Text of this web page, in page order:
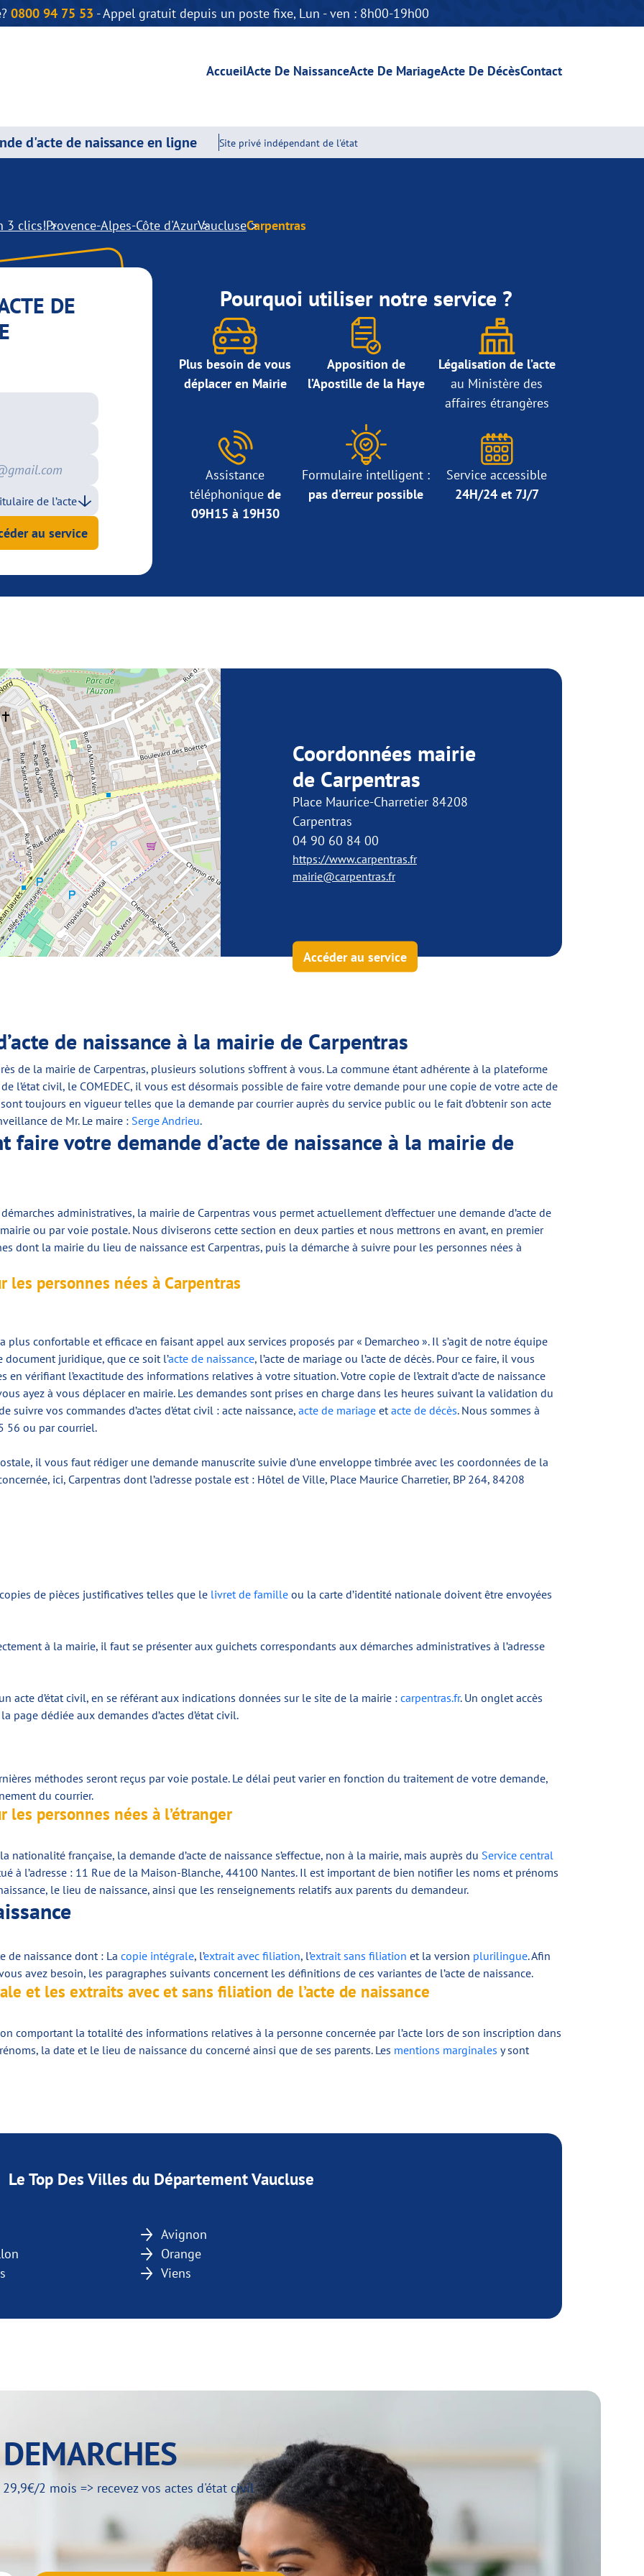
0800 94 75 53 - Appel gratuit depuis un poste fixe, Lun - ven : 8h00-19h00
AccueilActe De NaissanceActe De MariageActe De DécèsContact
d'acte de naissance en ligne Site privé indépendant de l'état
3 clics!Provence-Alpes-Côte d'AzurVaucluseCarpentras
DE
au service
Pourquoi utiliser notre service ?
Plus besoin de vous
déplacer en Mairie
Apposition de
l’Apostille de la Haye
Légalisation de l’acte
au Ministère des
affaires étrangères
Assistance
téléphonique de
09H15 à 19H30
Formulaire intelligent :
pas d’erreur possible
Service accessible
24H/24 et 7J/7
Coordonnées mairie
de Carpentras
Place Maurice-Charretier 84208
Carpentras
04 90 60 84 00
https://www.carpentras.fr
mairie@carpentras.fr
Accéder au service
de naissance à la mairie de Carpentras
de la mairie de Carpentras, plusieurs solutions s’offrent à vous. La commune étant adhérente à la plateforme
l’état civil, le COMEDEC, il vous est désormais possible de faire votre demande pour une copie de votre acte de
toujours en vigueur telles que la demande par courrier auprès du service public ou le fait d’obtenir son acte
de Mr. Le maire : Serge Andrieu.
faire votre demande d’acte de naissance à la mairie de
administratives, la mairie de Carpentras vous permet actuellement d’effectuer une demande d’acte de
ou par voie postale. Nous diviserons cette section en deux parties et nous mettrons en avant, en premier
dont la mairie du lieu de naissance est Carpentras, puis la démarche à suivre pour les personnes nées à
les personnes nées à Carpentras
confortable et efficace en faisant appel aux services proposés par « Demarcheo ». Il s’agit de notre équipe
juridique, que ce soit l’acte de naissance, l’acte de mariage ou l’acte de décès. Pour ce faire, il vous
vérifiant l’exactitude des informations relatives à votre situation. Votre copie de l’extrait d’acte de naissance
ayez à vous déplacer en mairie. Les demandes sont prises en charge dans les heures suivant la validation du
vos commandes d’actes d’état civil : acte naissance, acte de mariage etacte de décès. Nous sommes à
56 ou par courriel.
il vous faut rédiger une demande manuscrite suivie d’une enveloppe timbrée avec les coordonnées de la
ici, Carpentras dont l’adresse postale est : Hôtel de Ville, Place Maurice Charretier, BP 264, 84208
de pièces justificatives telles que le livret de famille ou la carte d’identité nationale doivent être envoyées
à la mairie, il faut se présenter aux guichets correspondants aux démarches administratives à l’adresse
acte d’état civil, en se référant aux indications données sur le site de la mairie : carpentras.fr. Un onglet accès
dédiée aux demandes d’actes d’état civil.
méthodes seront reçus par voie postale. Le délai peut varier en fonction du traitement de votre demande,
du courrier.
les personnes nées à l’étranger
nationalité française, la demande d’acte de naissance s’effectue, non à la mairie, mais auprès du Service central
à l’adresse : 11 Rue de la Maison-Blanche, 44100 Nantes. Il est important de bien notifier les noms et prénoms
le lieu de naissance, ainsi que les renseignements relatifs aux parents du demandeur.
de naissance dont : La copie intégrale, l’extrait avec filiation, l’extrait sans filiation et la version plurilingue. Afin
avez besoin, les paragraphes suivants concernent les définitions de ces variantes de l’acte de naissance.
et les extraits avec et sans filiation de l’acte de naissance
comportant la totalité des informations relatives à la personne concernée par l’acte lors de son inscription dans
la date et le lieu de naissance du concerné ainsi que de ses parents. Les mentions marginales y sont
Le Top Des Villes du Département Vaucluse
Avignon
Orange
Viens
2 mois => recevez vos actes d'état civil